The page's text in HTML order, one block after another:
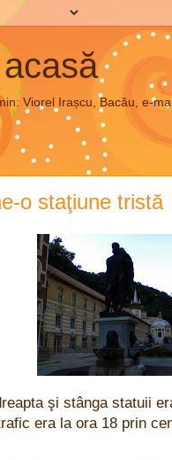
Viorel Irașcu, Bacău, e-
o staţiune tristă
şi stânga statuii
era la ora 18 prin